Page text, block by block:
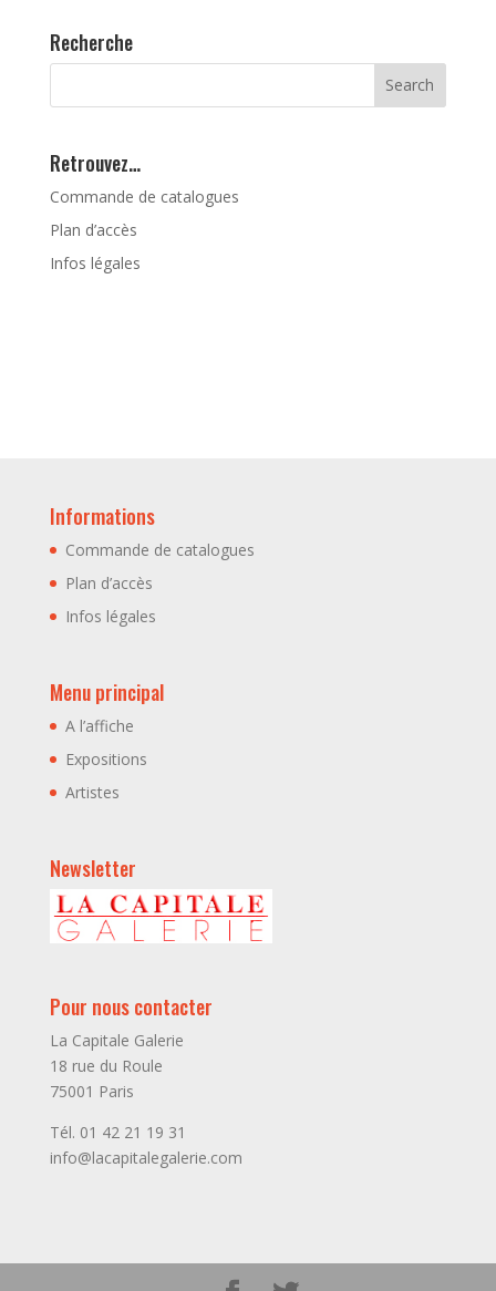
Recherche
Retrouvez…
Commande de catalogues
Plan d’accès
Infos légales
Informations
Commande de catalogues
Plan d’accès
Infos légales
Menu principal
A l’affiche
Expositions
Artistes
Newsletter
Pour nous contacter
La Capitale Galerie
18 rue du Roule
75001 Paris
Tél. 01 42 21 19 31
info@lacapitalegalerie.com